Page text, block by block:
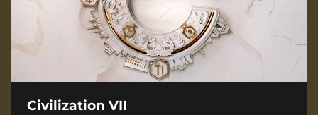
Civilization VII